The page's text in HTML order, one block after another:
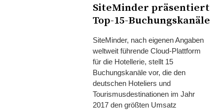
SiteMinder präsentiert
Top-15-Buchungskanäle
SiteMinder, nach eigenen Angaben
weltweit führende Cloud-Plattform
für die Hotellerie, stellt 15
Buchungskanäle vor, die den
deutschen Hoteliers und
Tourismusdestinationen im Jahr
2017 den größten Umsatz